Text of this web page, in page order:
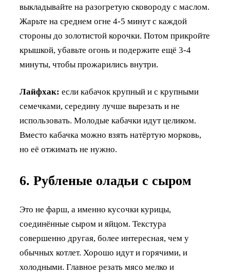
выкладывайте на разогретую сковороду с маслом.
Жарьте на среднем огне 4-5 минут с каждой
стороны до золотистой корочки. Потом прикройте
крышкой, убавьте огонь и подержите ещё 3-4
минуты, чтобы прожарились внутри.
Лайфхак: если кабачок крупный и с крупными
семечками, середину лучше вырезать и не
использовать. Молодые кабачки идут целиком.
Вместо кабачка можно взять натёртую морковь,
но её отжимать не нужно.
6. Рубленые оладьи с сыром
Это не фарш, а именно кусочки курицы,
соединённые сыром и яйцом. Текстура
совершенно другая, более интересная, чем у
обычных котлет. Хорошо идут и горячими, и
холодными. Главное резать мясо мелко и